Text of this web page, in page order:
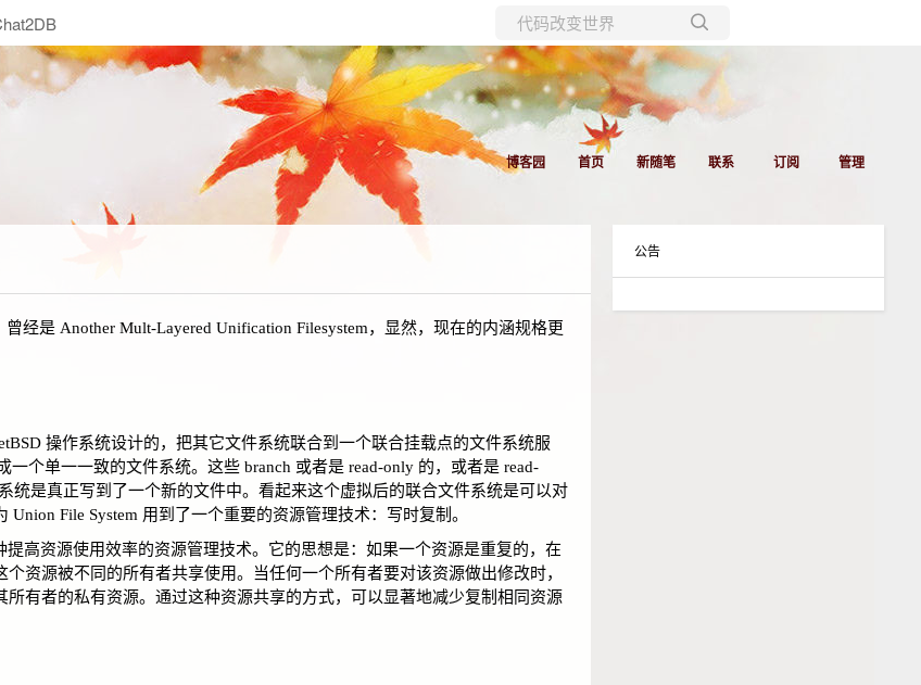
所有博客
当前博客
博客园 首页 新随笔 联系 订阅 管理
经是 Another Mult-Layered Unification Filesystem，显然，现在的内涵规格更
操作系统设计的，把其它文件系统联合到一个联合挂载点的文件系统服
个单一一致的文件系统。这些 branch 或者是 read-only 的，或者是 read-
是真正写到了一个新的文件中。看起来这个虚拟后的联合文件系统是可以对
File System 用到了一个重要的资源管理技术：写时复制。
高资源使用效率的资源管理技术。它的思想是：如果一个资源是重复的，在
资源被不同的所有者共享使用。当任何一个所有者要对该资源做出修改时，
有者的私有资源。通过这种资源共享的方式，可以显著地减少复制相同资源
公告